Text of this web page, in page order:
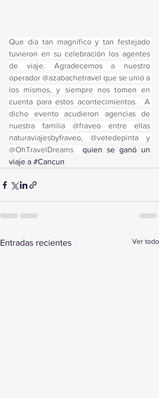
Que día tan magnifico y tan festejado
tuvieron en su celebración los agentes
de viaje. Agradecemos a nuestro
operador @azabachetravel que se unió a
los mismos, y siempre nos tomen en
cuenta para estos acontecimientos.  A
dicho evento acudieron agencias de
nuestra familia @fraveo entre ellas
naturaviajesbyfraveo, @vetedepinta y
@OhTravelDreams quien se ganó un
viaje a #Cancun
Entradas recientes Ver todo